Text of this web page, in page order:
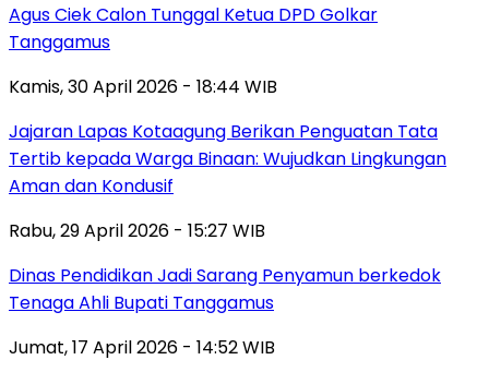
Agus Ciek Calon Tunggal Ketua DPD Golkar
Tanggamus
Kamis, 30 April 2026 - 18:44 WIB
Jajaran Lapas Kotaagung Berikan Penguatan Tata
Tertib kepada Warga Binaan: Wujudkan Lingkungan
Aman dan Kondusif
Rabu, 29 April 2026 - 15:27 WIB
Dinas Pendidikan Jadi Sarang Penyamun berkedok
Tenaga Ahli Bupati Tanggamus
Jumat, 17 April 2026 - 14:52 WIB